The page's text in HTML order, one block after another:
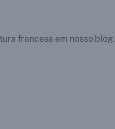
francesa em nosso blog.